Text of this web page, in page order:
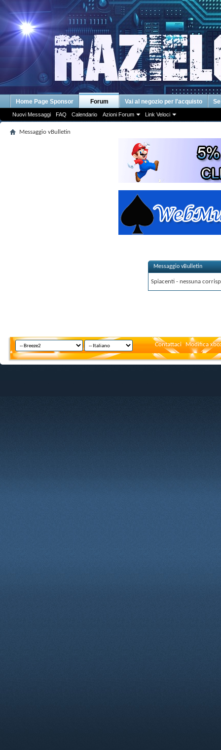
Home Page Sponsor Forum
Nuovi Messaggi FAQ Calendario Azioni Forum Link Veloci
Vai al negozio per l'acquisto
Messaggio vBulletin
Messaggio vBulletin
Spiacenti - nessuna
Contattaci Modifica